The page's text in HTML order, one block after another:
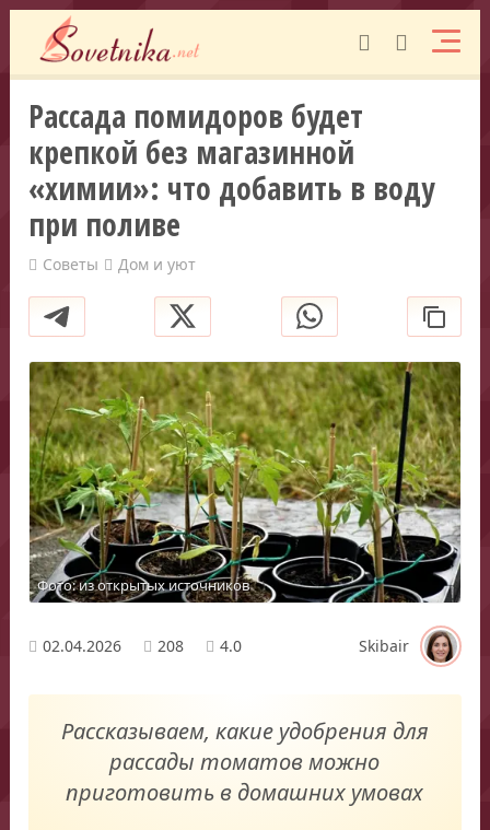
Рассада помидоров будет
крепкой без магазинной
«химии»: что добавить в воду
при поливе
Советы Дом и уют
Фото: из открытых источников
02.04.2026 208 4.0 Skibair
Рассказываем, какие удобрения для
рассады томатов можно
приготовить в домашних умовах